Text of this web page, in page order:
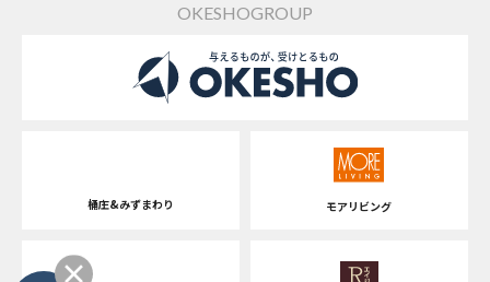
OKESHOGROUP
桶庄&みずまわり モアリビング